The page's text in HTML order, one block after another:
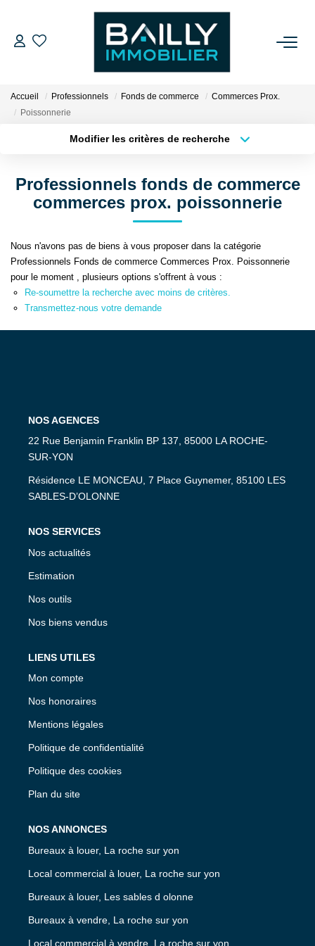
ACHETER
NOS AGENCES
Qui Sommes Nous
Notre Équipe
Nos Partenaires
Nos Actualités
Accueil Professionnels Fonds de commerce
Commerces Prox.
Poissonnerie
Modifier les critères de recherche
Type de bien
Budget max Plus de critères
Professionnels fonds de commerce
commerces prox. poissonnerie
Nous n'avons pas de biens à vous proposer dans la catégorie
Professionnels Fonds de commerce Commerces Prox. Poissonnerie
pour le moment , plusieurs options s'offrent à vous :
Re-soumettre la recherche avec moins de critères.
Transmettez-nous votre demande
NOS AGENCES
22 Rue Benjamin Franklin BP 137, 85000 LA ROCHE-
SUR-YON
Résidence LE MONCEAU, 7 Place Guynemer, 85100 LES
SABLES-D’OLONNE
NOS SERVICES
Nos actualités
Estimation
Nos outils
Nos biens vendus
LIENS UTILES
Mon compte
Nos honoraires
Mentions légales
Politique de confidentialité
Politique des cookies
Plan du site
NOS ANNONCES
Bureaux à louer, La roche sur yon
Local commercial à louer, La roche sur yon
Bureaux à louer, Les sables d olonne
Bureaux à vendre, La roche sur yon
Local commercial à vendre, La roche sur yon